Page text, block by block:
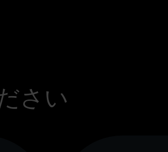
さい